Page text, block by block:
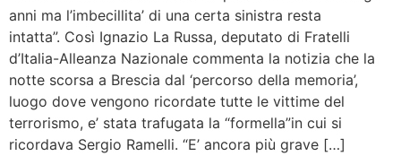
anni ma l’imbecillita’ di una certa sinistra resta
intatta”. Così Ignazio La Russa, deputato di Fratelli
d’Italia-Alleanza Nazionale commenta la notizia che la
notte scorsa a Brescia dal ‘percorso della memoria’,
luogo dove vengono ricordate tutte le vittime del
terrorismo, e’ stata trafugata la “formella”in cui si
ricordava Sergio Ramelli. “E’ ancora più grave […]